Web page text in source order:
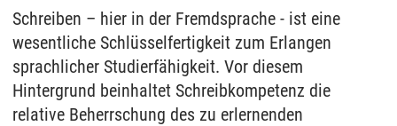
Schreiben – hier in der Fremdsprache - ist eine
wesentliche Schlüsselfertigkeit zum Erlangen
sprachlicher Studierfähigkeit. Vor diesem
Hintergrund beinhaltet Schreibkompetenz die
relative Beherrschung des zu erlernenden